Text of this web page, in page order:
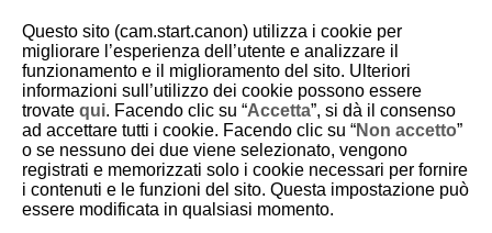
D388-209
Data/Ora/Zona
Alla prima accensione o se Data/Ora/Zona sono stati reimpostati,
seguire i passi indicati di seguito per impostare anzitutto il fuso orario.
Impostando prima il fuso orario, in futuro è sufficiente regolare questa
Questo sito (cam.start.canon) utilizza i cookie per
migliorare l’esperienza dell’utente e analizzare il
funzionamento e il miglioramento del sito. Ulteriori
informazioni sull’utilizzo dei cookie possono essere
trovate qui. Facendo clic su “Accetta”, si dà il consenso
ad accettare tutti i cookie. Facendo clic su “Non accetto”
o se nessuno dei due viene selezionato, vengono
registrati e memorizzati solo i cookie necessari per fornire
i contenuti e le funzioni del sito. Questa impostazione può
essere modificata in qualsiasi momento.